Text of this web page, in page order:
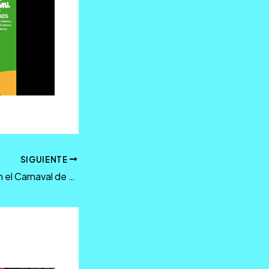
SIGUIENTE
¿Quién es quién en el Carnaval de Málaga 2025?